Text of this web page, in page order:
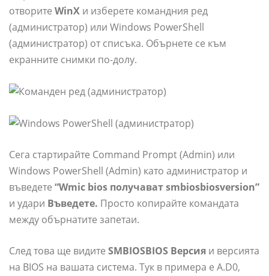
отворите WinX и изберете командния ред
(администратор) или Windows PowerShell
(администратор) от списъка. Обърнете се към
екранните снимки по-долу.
Сега стартирайте Command Prompt (Admin) или
Windows PowerShell (Admin) като администратор и
въведете “Wmic bios получават smbiosbiosversion”
и удари Въведете. Просто копирайте командата
между обърнатите запетаи.
След това ще видите SMBIOSBIOS Версия и версията
на BIOS на вашата система. Тук в примера е A.D0,